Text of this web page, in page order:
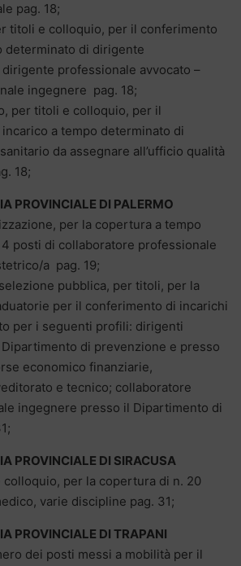
pag. 18;
titoli e colloquio, per il conferimento
determinato di dirigente
professionale avvocato –
ingegnere pag. 18;
per titoli e colloquio, per il
a tempo determinato di
da assegnare all’ufficio qualità
18;
PROVINCIALE DI PALERMO
per la copertura a tempo
posti di collaboratore professionale
a pag. 19;
pubblica, per titoli, per la
per il conferimento di incarichi
per i seguenti profili: dirigenti
di prevenzione e presso
economico finanziarie,
e tecnico; collaboratore
ingegnere presso il Dipartimento di
PROVINCIALE DI SIRACUSA
per la copertura di n. 20
varie discipline pag. 31;
PROVINCIALE DI TRAPANI
dei posti messi a mobilità per il